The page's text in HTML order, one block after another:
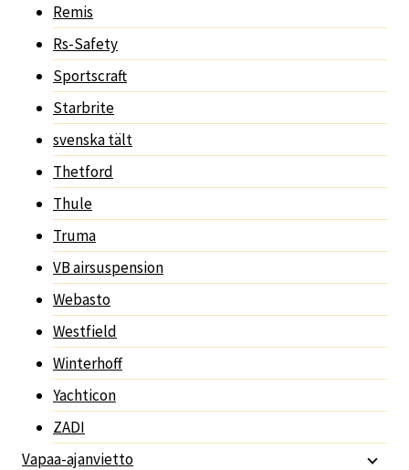
Remis
Rs-Safety
Sportscraft
Starbrite
svenska tält
Thetford
Thule
Truma
VB airsuspension
Webasto
Westfield
Winterhoff
Yachticon
ZADI
Vapaa-ajanvietto